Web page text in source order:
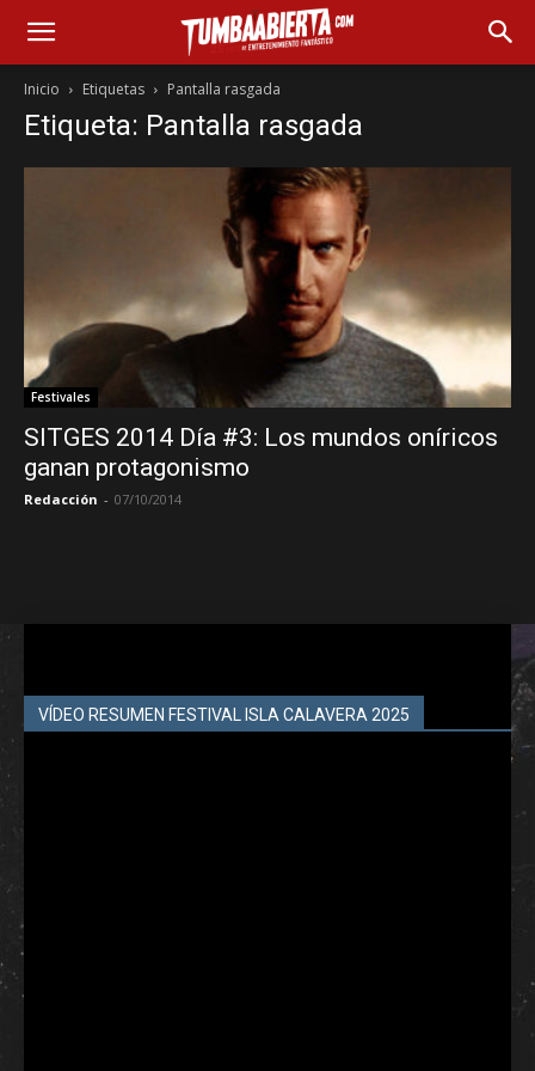
Inicio Etiquetas Pantalla rasgada
Etiqueta: Pantalla rasgada
Festivales
SITGES 2014 Día #3: Los mundos oníricos
ganan protagonismo
Redacción - 07/10/2014
VÍDEO RESUMEN FESTIVAL ISLA CALAVERA 2025